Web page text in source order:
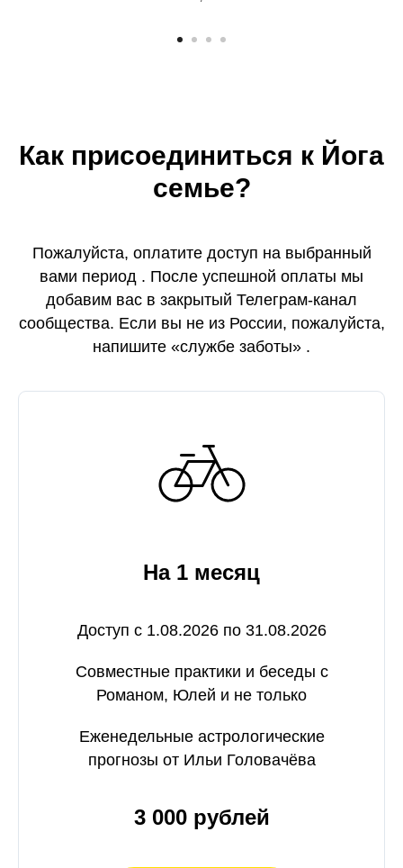
Как присоединиться к Йога
семье?
Пожалуйста, оплатите доступ на выбранный
вами период . После успешной оплаты мы
добавим вас в закрытый Телеграм-канал
сообщества. Если вы не из России, пожалуйста,
напишите «службе заботы» .
На 1 месяц
Доступ с 1.08.2026 по 31.08.2026
Совместные практики и беседы с
Романом, Юлей и не только
Еженедельные астрологические
прогнозы от Ильи Головачёва
3 000 рублей